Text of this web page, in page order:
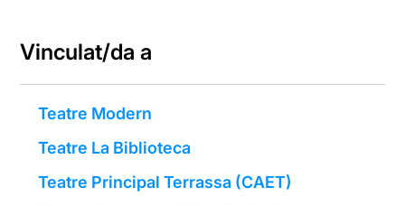
Vinculat/da a
Teatre Modern
Teatre La Biblioteca
Teatre Principal Terrassa (CAET)